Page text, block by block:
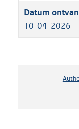
10-04-2026